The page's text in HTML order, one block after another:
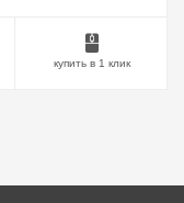
купить в 1 клик